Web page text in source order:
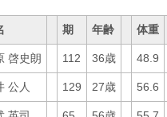
期 年齢 体重
啓史朗 112 36歳 48.9
公人 129 27歳 56.6